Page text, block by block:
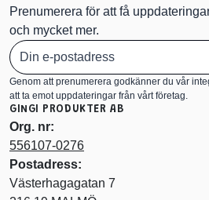
Prenumerera för att få
och mycket mer.
Genom att prenumerera godkänner du vår
att ta emot uppdateringar från vårt företag.
GINGI PRODUKTER AB
Org. nr:
556107-0276
Postadress:
Västerhagagatan 7